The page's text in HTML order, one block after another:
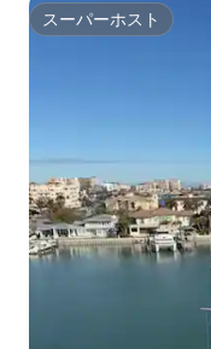
スーパーホスト
スーパーホスト